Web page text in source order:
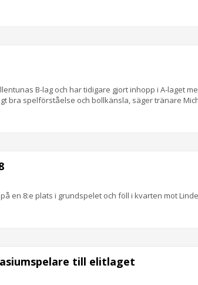
B-lag och har tidigare gjort inhopp i A-laget
bra spelförståelse och bollkänsla, säger tränare
en 8:e plats i grundspelet och föll i kvarten mot
till elitlaget